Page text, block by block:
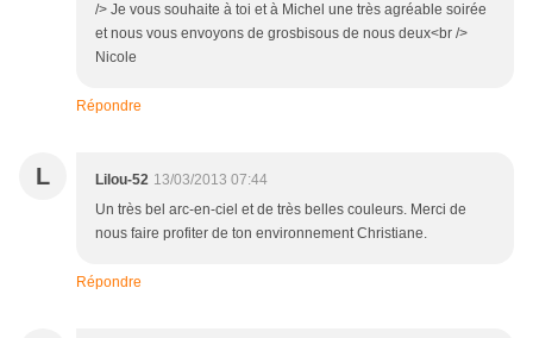
/> Je vous souhaite à toi et à Michel une très agréable soirée
et nous vous envoyons de grosbisous de nous deux<br />
Nicole
Répondre
L Lilou-52 13/03/2013 07:44
Un très bel arc-en-ciel et de très belles couleurs. Merci de
nous faire profiter de ton environnement Christiane.
Répondre